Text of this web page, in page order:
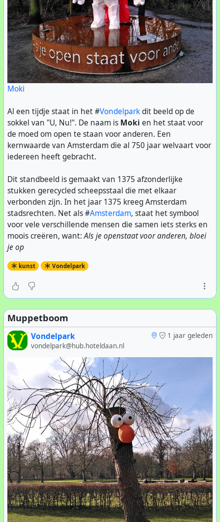
broedholen op de Platanenlaan verstoord tijdens het
snoeien.
Onze redactie heeft de vergadering van de
Stadsdeelcommissie gevolgd, en hoorde de reactie van
Rocco Piers (Openbare Ruimte en Groen). Hij was
geschrokken, en beloofde nader onderzoek. Maar helaas
was dit niet het enige incident van dit kaliber. Op
incidenten:
- Over het machinaal maaien van de Koeweide
- Over hetbaggerwerkin de vijvers, waar het bagger
gestort werd in de paarplaats van amfibieën
- Over eengebouwdwars over de route van de
Wij hopen toch echt dat er in de toekomst beter
nagedacht gaat worden bij deze grootschalige
werkzaamheden. Misschien zou de verantwoordelijk
ambtenaar eens met die ecologisch beheerder moeten
bellen...
Moki
Al een tijdje staat in het #Vondelparkdit beeld op de
sokkel van "U, Nu!". De naam is Moki en het staat voor
de moed om open te staan voor anderen. Een
kernwaarde van Amsterdam die al 750 jaar welvaart voor
iedereen heeft gebracht.
Dit standbeeld is gemaakt van 1375 afzonderlijke
stukken gerecycled scheepsstaal die met elkaar
verbonden zijn. In het jaar 1375 kreeg Amsterdam
stadsrechten. Net als #Amsterdam, staat het symbool
voor vele verschillende mensen die samen iets sterks en
moois creëren, want:Als je openstaat voor anderen, bloei
je op
kunst Vondelpark
Muppetboom
1 jaar geleden
Vondelpark
vondelpark@hub.hoteldaan.nl